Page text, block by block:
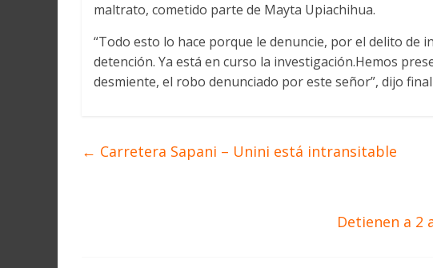
maltrato, cometido parte de Mayta Upiachihua.
“Todo esto lo hace porque le denuncie, por el delito de
detención. Ya está en curso la investigación.Hemos
desmiente, el robo denunciado por este señor”, dijo
← Carretera Sapani – Unini está intransitable
Detienen a 2